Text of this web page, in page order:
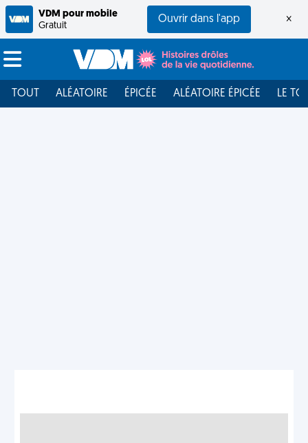
VDM pour mobile
Gratuit
Ouvrir dans l'app ×
TOUT ALÉATOIRE ÉPICÉE ALÉATOIRE ÉPICÉE LE